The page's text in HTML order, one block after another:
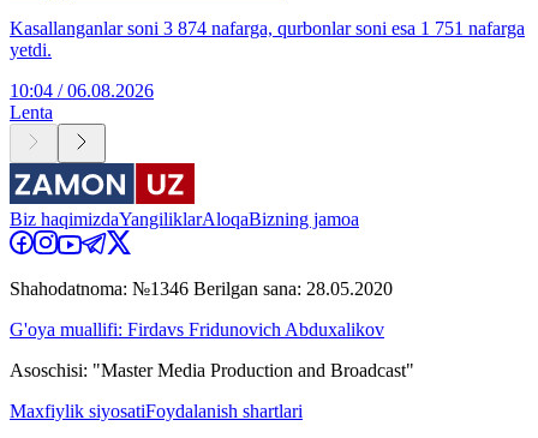
Kasallanganlar soni 3 874 nafarga, qurbonlar soni esa 1 751 nafarga
yetdi.
10:04 / 06.08.2026
Lenta
Biz haqimizdaYangiliklarAloqaBizning jamoa
Shahodatnoma: №1346 Berilgan sana: 28.05.2020
G'oya muallifi: Firdavs Fridunovich Abduxalikov
Asoschisi: "Master Media Production and Broadcast"
Maxfiylik siyosatiFoydalanish shartlari